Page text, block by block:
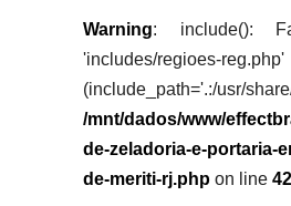
Warning: include():
'includes/regioes-
(include_path='.:/usr/
/mnt/dados/www/
de-zeladoria-e-portaria-
de-meriti-rj.phpon line 42